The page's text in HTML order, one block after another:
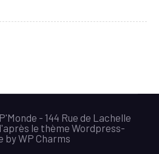
- 144 Rue de Lachelle
le thème Wordpress-
byWP Charms